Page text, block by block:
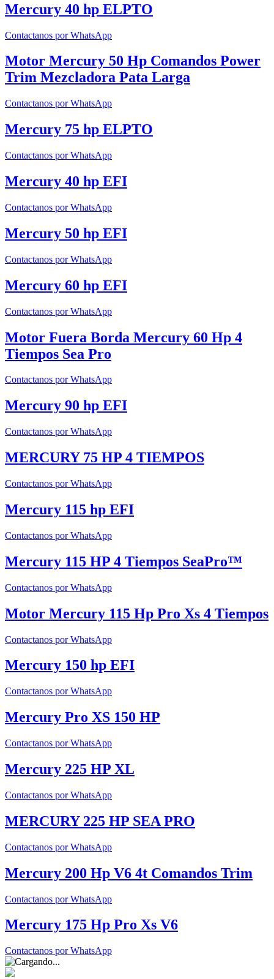
Mercury 40 hp ELPTO
Contactanos por WhatsApp
Motor Mercury 50 Hp Comandos Power
Trim Mezcladora Pata Larga
Contactanos por WhatsApp
Mercury 75 hp ELPTO
Contactanos por WhatsApp
Mercury 40 hp EFI
Contactanos por WhatsApp
Mercury 50 hp EFI
Contactanos por WhatsApp
Mercury 60 hp EFI
Contactanos por WhatsApp
Motor Fuera Borda Mercury 60 Hp 4
Tiempos Sea Pro
Contactanos por WhatsApp
Mercury 90 hp EFI
Contactanos por WhatsApp
MERCURY 75 HP 4 TIEMPOS
Contactanos por WhatsApp
Mercury 115 hp EFI
Contactanos por WhatsApp
Mercury 115 HP 4 Tiempos SeaPro™
Contactanos por WhatsApp
Motor Mercury 115 Hp Pro Xs 4 Tiempos
Contactanos por WhatsApp
Mercury 150 hp EFI
Contactanos por WhatsApp
Mercury Pro XS 150 HP
Contactanos por WhatsApp
Mercury 225 HP XL
Contactanos por WhatsApp
MERCURY 225 HP SEA PRO
Contactanos por WhatsApp
Mercury 200 Hp V6 4t Comandos Trim
Contactanos por WhatsApp
Mercury 175 Hp Pro Xs V6
Contactanos por WhatsApp